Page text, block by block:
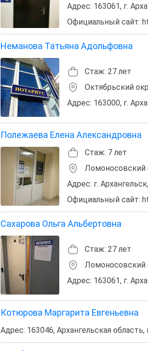
Адрес: 163061, г.
Официальный сайт:
Неманова Татьяна Адольфовна
Стаж: 27 лет
Октябрьский
Адрес: 163000, г.
Полежаева Елена Александровна
Стаж: 7 лет
Ломоносовский
Адрес: г.
Официальный сайт:
Сахарова Ольга Альбертовна
Стаж: 27 лет
Ломоносовский
Адрес: 163061, г.
Котюрова Маргарита Евгеньевна
Адрес: 163046, Архангельская